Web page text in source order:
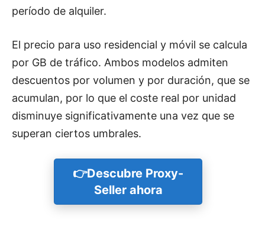
período de alquiler.
El precio para uso residencial y móvil se calcula
por GB de tráfico. Ambos modelos admiten
descuentos por volumen y por duración, que se
acumulan, por lo que el coste real por unidad
disminuye significativamente una vez que se
superan ciertos umbrales.
👉Descubre Proxy-
Seller ahora